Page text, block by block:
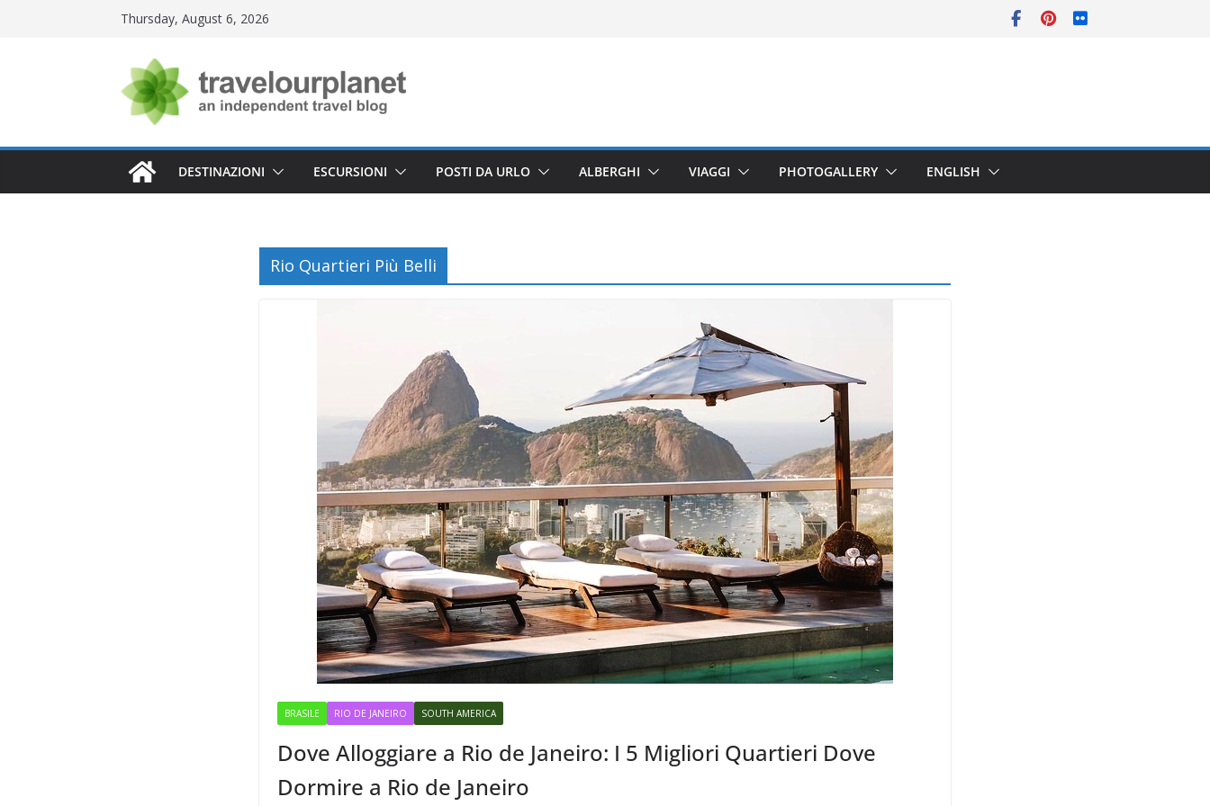
Thursday, August 6, 2026
DESTINAZIONI ESCURSIONI POSTI DA URLO ALBERGHI VIAGGI PHOTOGALLERY ENGLISH
Rio Quartieri Più Belli
BRASILE RIO DE JANEIRO SOUTH AMERICA
Dove Alloggiare a Rio de Janeiro: I 5 Migliori Quartieri Dove
Dormire a Rio de Janeiro